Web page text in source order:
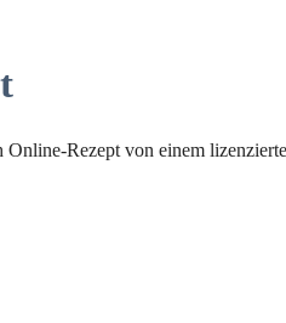
Rezept von einem